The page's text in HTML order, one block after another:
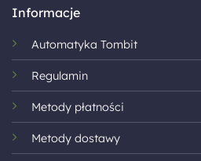
Informacje
Automatyka Tombit
Regulamin
Metody płatności
Metody dostawy